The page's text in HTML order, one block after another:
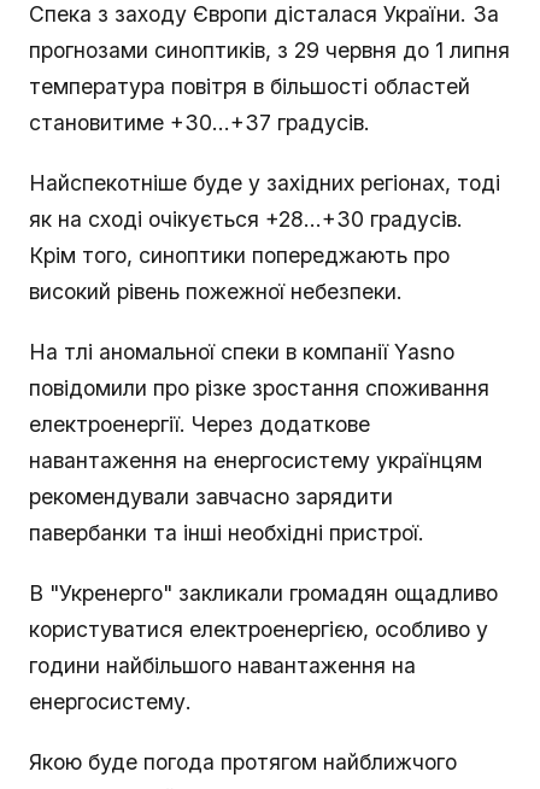
Спека з заходу Європи дісталася України. За
прогнозами синоптиків, з 29 червня до 1 липня
температура повітря в більшості областей
становитиме +30...+37 градусів.
Найспекотніше буде у західних регіонах, тоді
як на сході очікується +28...+30 градусів.
Крім того, синоптики попереджають про
високий рівень пожежної небезпеки.
На тлі аномальної спеки в компанії Yasno
повідомили про різке зростання споживання
електроенергії. Через додаткове
навантаження на енергосистему українцям
рекомендували завчасно зарядити
павербанки та інші необхідні пристрої.
В "Укренерго" закликали громадян ощадливо
користуватися електроенергією, особливо у
години найбільшого навантаження на
енергосистему.
Якою буде погода протягом найближчого